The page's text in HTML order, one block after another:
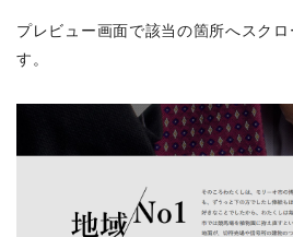
プレビュー画面で該当の箇所へスク
す。